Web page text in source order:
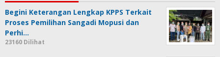
Begini Keterangan Lengkap KPPS Terkait
Proses Pemilihan Sangadi Mopusi dan
Perhi…
23160 Dilihat